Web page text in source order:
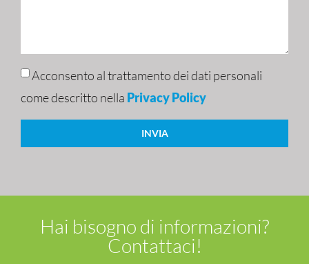
Acconsento al trattamento dei dati personali
come descritto nella Privacy Policy
INVIA
Hai bisogno di informazioni?
Contattaci!